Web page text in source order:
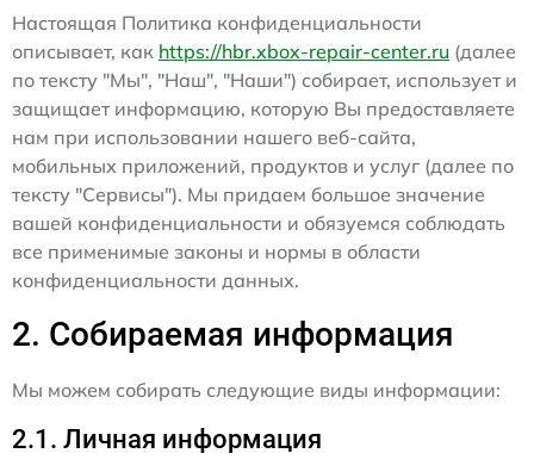
Настоящая Политика конфиденциальности
описывает, как https://hbr.xbox-repair-center.ru (далее
по тексту "Мы", "Наш", "Наши") собирает, использует и
защищает информацию, которую Вы предоставляете
нам при использовании нашего веб-сайта,
мобильных приложений, продуктов и услуг (далее по
тексту "Сервисы"). Мы придаем большое значение
вашей конфиденциальности и обязуемся соблюдать
все применимые законы и нормы в области
конфиденциальности данных.
2. Собираемая информация
Мы можем собирать следующие виды информации:
2.1. Личная информация